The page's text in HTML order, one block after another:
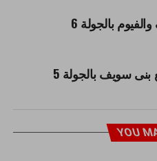
5 ديربيات نارية لفرق بنى سويف والفيوم بالجولة 6
28 هدف وصدارة توت وتراجع بنى سويف بالجولة 5
YOU